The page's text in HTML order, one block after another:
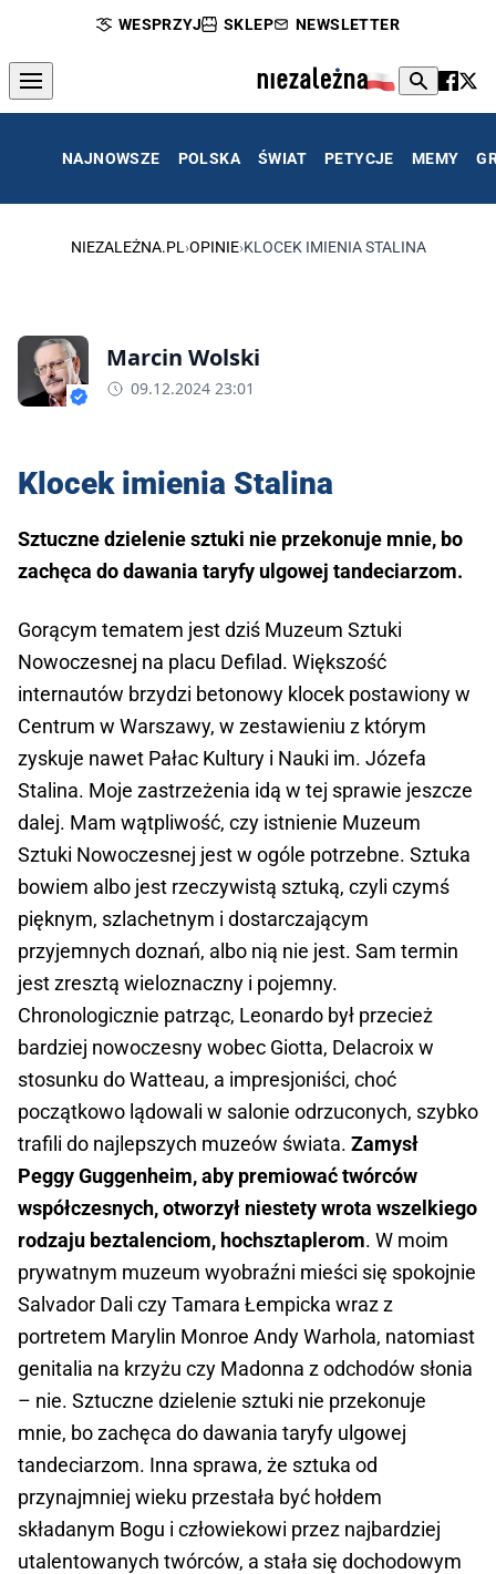
WESPRZYJ SKLEP NEWSLETTER
NAJNOWSZE POLSKA ŚWIAT PETYCJE MEMY
NIEZALEŻNA.PL ›OPINIE›KLOCEK IMIENIA STALINA
Marcin Wolski
09.12.2024 23:01
Klocek imienia Stalina
Sztuczne dzielenie sztuki nie przekonuje mnie, bo
zachęca do dawania taryfy ulgowej tandeciarzom.
Gorącym tematem jest dziś Muzeum Sztuki
Nowoczesnej na placu Defilad. Większość
internautów brzydzi betonowy klocek postawiony w
Centrum w Warszawy, w zestawieniu z którym
zyskuje nawet Pałac Kultury i Nauki im. Józefa
Stalina. Moje zastrzeżenia idą w tej sprawie jeszcze
dalej. Mam wątpliwość, czy istnienie Muzeum
Sztuki Nowoczesnej jest w ogóle potrzebne. Sztuka
bowiem albo jest rzeczywistą sztuką, czyli czymś
pięknym, szlachetnym i dostarczającym
przyjemnych doznań, albo nią nie jest. Sam termin
jest zresztą wieloznaczny i pojemny.
Chronologicznie patrząc, Leonardo był przecież
bardziej nowoczesny wobec Giotta, Delacroix w
stosunku do Watteau, a impresjoniści, choć
początkowo lądowali w salonie odrzuconych, szybko
trafili do najlepszych muzeów świata. Zamysł
Peggy Guggenheim, aby premiować twórców
współczesnych, otworzył niestety wrota wszelkiego
rodzaju beztalenciom, hochsztaplerom. W moim
prywatnym muzeum wyobraźni mieści się spokojnie
Salvador Dali czy Tamara Łempicka wraz z
portretem Marylin Monroe Andy Warhola, natomiast
genitalia na krzyżu czy Madonna z odchodów słonia
– nie. Sztuczne dzielenie sztuki nie przekonuje
mnie, bo zachęca do dawania taryfy ulgowej
tandeciarzom. Inna sprawa, że sztuka od
przynajmniej wieku przestała być hołdem
składanym Bogu i człowiekowi przez najbardziej
utalentowanych twórców, a stała się dochodowym